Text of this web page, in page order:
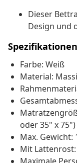
Dieser
Design und
Spezifikationen
Farbe: Weiß
Material:
oder 35" x 75")
Max. Gewicht:
Mit Lattenrost: